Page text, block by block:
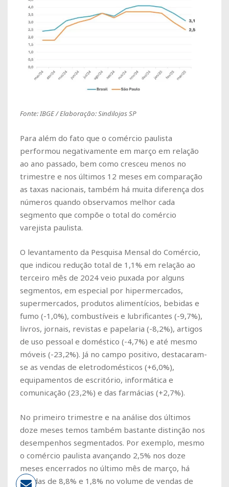
Fonte: IBGE / Elaboração: Sindilojas SP
Para além do fato que o comércio paulista
performou negativamente em março em relação
ao ano passado, bem como cresceu menos no
trimestre e nos últimos 12 meses em comparação
as taxas nacionais, também há muita diferença dos
números quando observamos melhor cada
segmento que compõe o total do comércio
varejista paulista.
O levantamento da Pesquisa Mensal do Comércio,
que indicou redução total de 1,1% em relação ao
terceiro mês de 2024 veio puxada por alguns
segmentos, em especial por hipermercados,
supermercados, produtos alimentícios, bebidas e
fumo (-1,0%), combustíveis e lubrificantes (-9,7%),
livros, jornais, revistas e papelaria (-8,2%), artigos
de uso pessoal e doméstico (-4,7%) e até mesmo
móveis (-23,2%). Já no campo positivo, destacaram-
se as vendas de eletrodomésticos (+6,0%),
equipamentos de escritório, informática e
comunicação (23,2%) e das farmácias (+2,7%).
No primeiro trimestre e na análise dos últimos
doze meses temos também bastante distinção nos
desempenhos segmentados. Por exemplo, mesmo
o comércio paulista avançando 2,5% nos doze
meses encerrados no último mês de março, há
quedas de 8,8% e 1,8% no volume de vendas de